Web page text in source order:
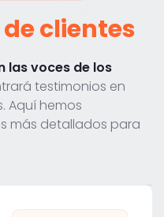
clientes
las voces de los
testimonios en
Aquí hemos
más detallados para